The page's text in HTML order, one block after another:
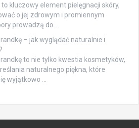
kluczowy element pielęgnacji skóry,
o jej zdrowym i promiennym
prowadzą do …
– jak wyglądać naturalnie i
to nie tylko kwestia kosmetyków,
naturalnego piękna, które
wyjątkowo …